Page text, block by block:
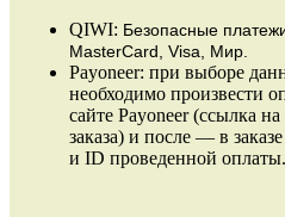
QIWI: Безопасные
MasterCard, Visa, Мир.
Payoneer: при выборе
необходимо произвести
сайте Payoneer (ссылка
заказа) и после — в
и ID проведенной оплаты.